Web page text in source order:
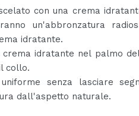
con una crema
un'abbronzatura
idratante.
crema idratante nel palmo
collo.
senza lasciare
dall'aspetto naturale.